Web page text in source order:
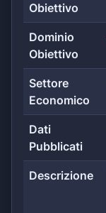
Obiettivo
Dominio
Obiettivo
Settore
Economico
Dati
Pubblicati
Descrizione